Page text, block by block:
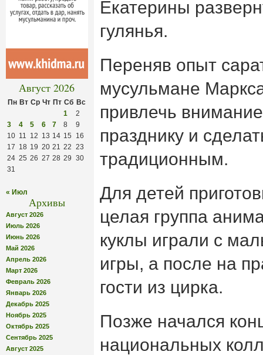
Август 2026
Пн Вт Ср Чт Пт Сб Вс
1
2
3
4 5 6 7 8
9
10 11 12 13 14 15
16
17 18 19 20 21 22 23
24 25 26 27 28 29 30
31
« Июл
Архивы
Август 2026
Июль 2026
Июнь 2026
Май 2026
Апрель 2026
Март 2026
Февраль 2026
Январь 2026
Декабрь 2025
Ноябрь 2025
Октябрь 2025
Сентябрь 2025
Август 2025
Екатерины
гулянья.
Переняв опыт
мусульмане
привлечь
празднику и
традиционным.
Для детей
целая группа
куклы играли с
игры, а после на
гости из цирка.
Позже начался
национальных